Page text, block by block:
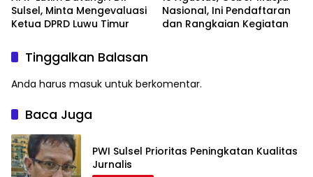
Sulsel, Minta Mengevaluasi
Ketua DPRD Luwu Timur
Nasional, Ini Pendaftaran
dan Rangkaian Kegiatan
Tinggalkan Balasan
Anda harus masuk untuk berkomentar.
Baca Juga
PWI Sulsel Prioritas Peningkatan Kualitas
Jurnalis